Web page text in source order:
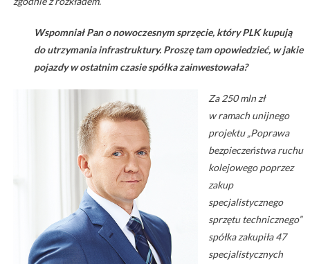
Wspomniał Pan o nowoczesnym sprzęcie, który PLK kupują
do utrzymania infrastruktury. Proszę tam opowiedzieć, w jakie
pojazdy w ostatnim czasie spółka zainwestowała?
Za 250 mln zł
w ramach unijnego
projektu „Poprawa
bezpieczeństwa ruchu
kolejowego poprzez
zakup
specjalistycznego
sprzętu technicznego”
spółka zakupiła 47
specjalistycznych